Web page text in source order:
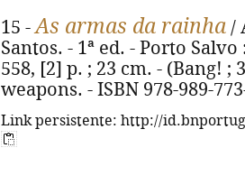
15 -As armas da rainha /
Santos. - 1ª ed. - Porto
558, [2] p. ; 23 cm. - (Bang! ;
weapons. - ISBN 978-989-
Link persistente: http://